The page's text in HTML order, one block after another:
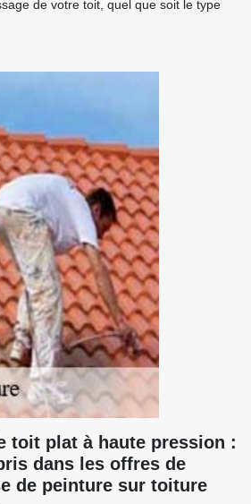
de votre toit, quel que soit le type
toit plat à haute pression :
dans les offres de
de peinture sur toiture